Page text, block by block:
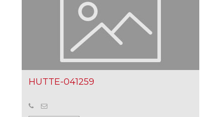
HUTTE-041259